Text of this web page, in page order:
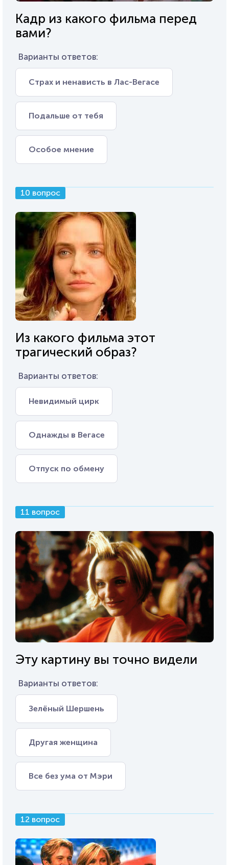
Кадр из какого фильма перед
вами?
Варианты ответов:
Страх и ненависть в Лас-Вегасе
Подальше от тебя
Особое мнение
10 вопрос
Из какого фильма этот
трагический образ?
Варианты ответов:
Невидимый цирк
Однажды в Вегасе
Отпуск по обмену
11 вопрос
Эту картину вы точно видели
Варианты ответов:
Зелёный Шершень
Другая женщина
Все без ума от Мэри
12 вопрос